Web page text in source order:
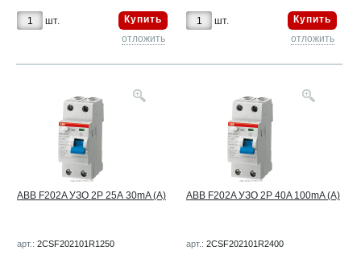
шт.
Купить
отложить
шт.
Купить
отложить
ABB F202A УЗО 2Р 25А 30mA (A)
арт.: 2CSF202101R1250
ABB F202A УЗО 2Р 40A 100mA (A)
арт.: 2CSF202101R2400